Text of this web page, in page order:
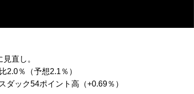
直し。
2.0％（予想2.1％）
ダック54ポイント高（+0.69％）